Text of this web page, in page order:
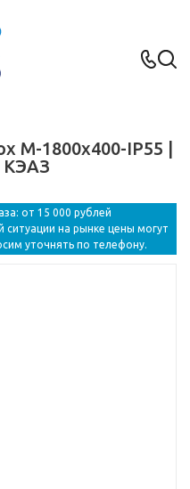
M-1800х400-IP55 |
КЭАЗ
от 15 000 рублей
ситуации на рынке цены могут
уточнять по телефону.